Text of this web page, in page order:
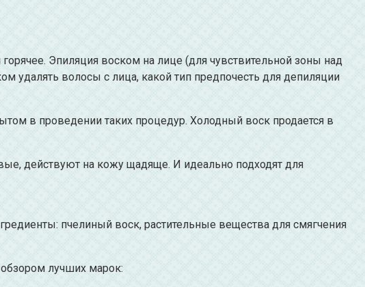
Эпиляция воском на лице (для чувствительной зоны над
удалять волосы с лица, какой тип предпочесть для депиляции
в проведении таких процедур. Холодный воск продается в
действуют на кожу щадяще. И идеально подходят для
пчелиный воск, растительные вещества для смягчения
лучших марок: